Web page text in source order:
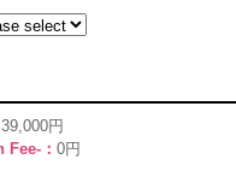
39,000円
Fee-：0円